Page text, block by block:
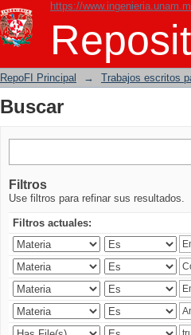
https://
Buscar
RepoFI Principal → Trabajos escritos
Buscar
Filtros
Use filtros para refinar sus resultados.
Filtros actuales: